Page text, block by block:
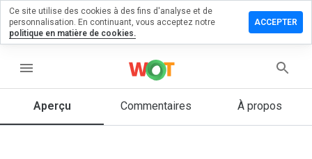
menu
Aperçu Commentaires À propos
un
Ce site utilise des cookies à des fins d'analyse et de
personnalisation. En continuant, vous acceptez notre
politique en matière de cookies.
ACCEPTER